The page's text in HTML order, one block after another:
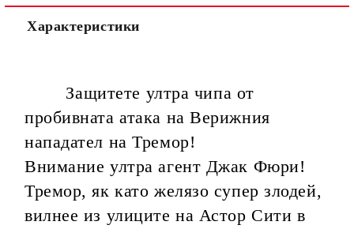
Характеристики
Защитете ултра чипа от
пробивната атака на Верижния
нападател на Тремор!
Внимание ултра агент Джак Фюри!
Тремор, як като желязо супер злодей,
вилнее из улиците на Астор Сити в